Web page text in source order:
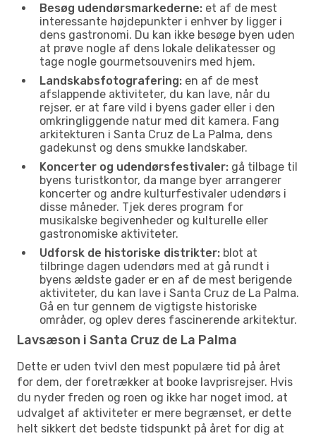
Besøg udendørsmarkederne: et af de mest
interessante højdepunkter i enhver by ligger i
dens gastronomi. Du kan ikke besøge byen uden
at prøve nogle af dens lokale delikatesser og
tage nogle gourmetsouvenirs med hjem.
Landskabsfotografering: en af de mest
afslappende aktiviteter, du kan lave, når du
rejser, er at fare vild i byens gader eller i den
omkringliggende natur med dit kamera. Fang
arkitekturen i Santa Cruz de La Palma, dens
gadekunst og dens smukke landskaber.
Koncerter og udendørsfestivaler: gå tilbage til
byens turistkontor, da mange byer arrangerer
koncerter og andre kulturfestivaler udendørs i
disse måneder. Tjek deres program for
musikalske begivenheder og kulturelle eller
gastronomiske aktiviteter.
Udforsk de historiske distrikter: blot at
tilbringe dagen udendørs med at gå rundt i
byens ældste gader er en af de mest berigende
aktiviteter, du kan lave i Santa Cruz de La Palma.
Gå en tur gennem de vigtigste historiske
områder, og oplev deres fascinerende arkitektur.
Lavsæson i Santa Cruz de La Palma
Dette er uden tvivl den mest populære tid på året
for dem, der foretrækker at booke lavprisrejser. Hvis
du nyder freden og roen og ikke har noget imod, at
udvalget af aktiviteter er mere begrænset, er dette
helt sikkert det bedste tidspunkt på året for dig at